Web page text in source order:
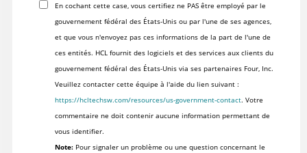
En cochant cette case, vous certifiez ne PAS être employé par le
gouvernement fédéral des États-Unis ou par l'une de ses agences,
et que vous n'envoyez pas ces informations de la part de l'une de
ces entités. HCL fournit des logiciels et des services aux clients du
gouvernement fédéral des États-Unis via ses partenaires Four, Inc.
Veuillez contacter cette équipe à l'aide du lien suivant :
https://hcltechsw.com/resources/us-government-contact. Votre
commentaire ne doit contenir aucune information permettant de
vous identifier.
Note:Pour signaler un problème ou une question concernant le